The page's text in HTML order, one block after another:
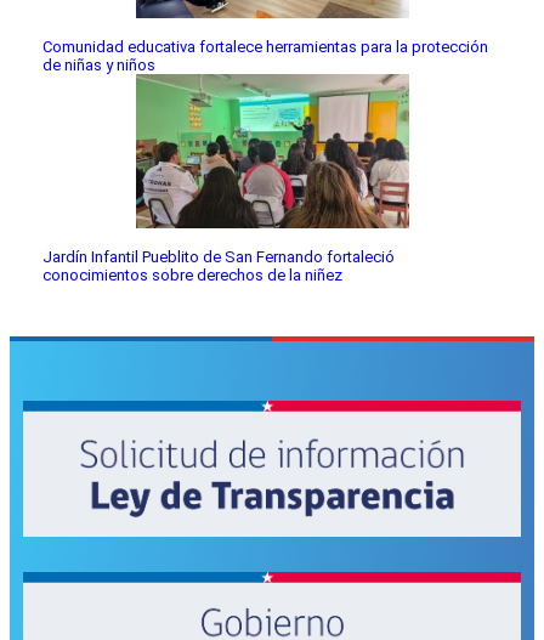
Comunidad educativa fortalece herramientas para la protección
de niñas y niños
Jardín Infantil Pueblito de San Fernando fortaleció
conocimientos sobre derechos de la niñez